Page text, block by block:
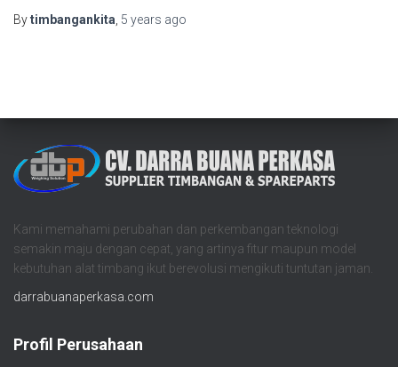
Bytimbangankita 5 years ago
Kami memahami perubahan dan perkembangan teknologi
semakin maju dengan cepat, yang artinya fitur maupun model
kebutuhan alat timbang ikut berevolusi mengikuti tuntutan jaman.
darrabuanaperkasa.com
Profil Perusahaan